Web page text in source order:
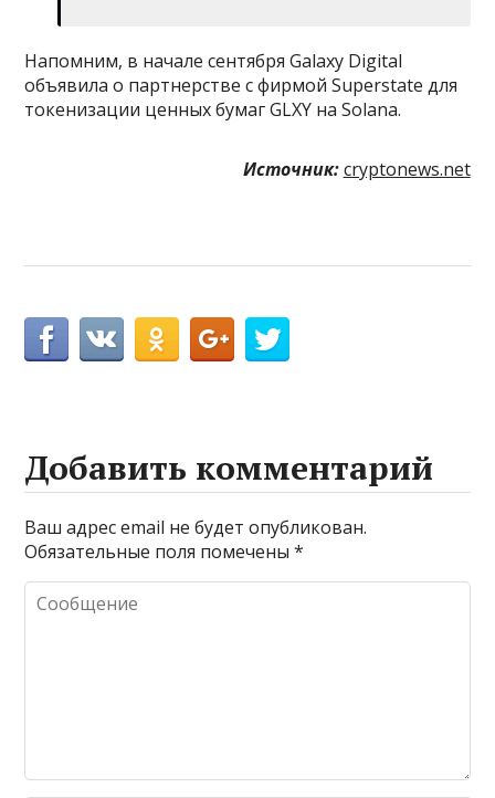
Напомним, в начале сентября Galaxy Digital
объявила о партнерстве с фирмой Superstate для
токенизации ценных бумаг GLXY на Solana.
Источник: cryptonews.net
Добавить комментарий
Ваш адрес email не будет опубликован.
Обязательные поля помечены*